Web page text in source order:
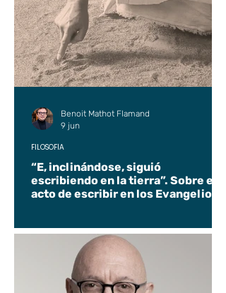
“E, inclinándose, siguió
escribiendo en la tierra”. Sobre el
acto de escribir en los Evangelios.
FILOSOFÍA
Benoit Mathot Flamand
9 jun